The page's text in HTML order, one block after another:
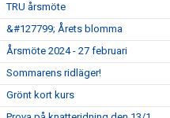
TRU årsmöte
&#127799; Årets blomma
Årsmöte 2024 - 27 februari
Sommarens ridläger!
Grönt kort kurs